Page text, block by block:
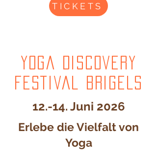
TICKETS
Yoga Discovery
Festival Brigels
12.-14. Juni 2026
Erlebe die Vielfalt von
Yoga